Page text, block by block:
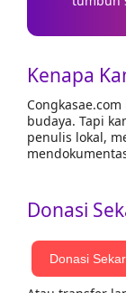
Kenapa
budaya. Tapi
penulis lokal,
Donasi
Donasi